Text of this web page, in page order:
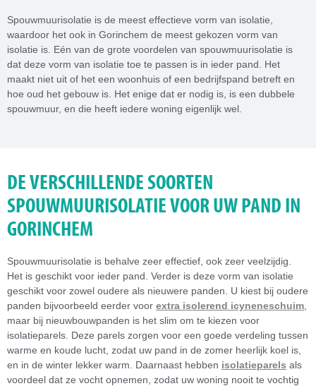
Spouwmuurisolatie is de meest effectieve vorm van isolatie,
waardoor het ook in Gorinchem de meest gekozen vorm van
isolatie is. Eén van de grote voordelen van spouwmuurisolatie is
dat deze vorm van isolatie toe te passen is in ieder pand. Het
maakt niet uit of het een woonhuis of een bedrijfspand betreft en
hoe oud het gebouw is. Het enige dat er nodig is, is een dubbele
spouwmuur, en die heeft iedere woning eigenlijk wel.
DE VERSCHILLENDE SOORTEN
SPOUWMUURISOLATIE VOOR UW PAND IN
GORINCHEM
Spouwmuurisolatie is behalve zeer effectief, ook zeer veelzijdig.
Het is geschikt voor ieder pand. Verder is deze vorm van isolatie
geschikt voor zowel oudere als nieuwere panden. U kiest bij oudere
panden bijvoorbeeld eerder voor extra isolerend icyneneschuim
maar bij nieuwbouwpanden is het slim om te kiezen voor
isolatieparels. Deze parels zorgen voor een goede verdeling tussen
warme en koude lucht, zodat uw pand in de zomer heerlijk koel is,
en in de winter lekker warm. Daarnaast hebben isolatieparels als
voordeel dat ze vocht opnemen, zodat uw woning nooit te vochtig